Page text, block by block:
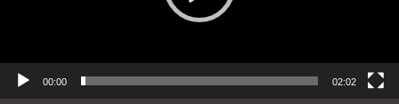
00:00 02:02